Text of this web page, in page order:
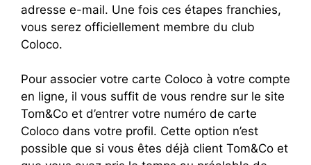
adresse e-mail. Une fois ces étapes franchies,
vous serez officiellement membre du club
Coloco.
Pour associer votre carte Coloco à votre compte
en ligne, il vous suffit de vous rendre sur le site
Tom&Co et d’entrer votre numéro de carte
Coloco dans votre profil. Cette option n’est
possible que si vous êtes déjà client Tom&Co et